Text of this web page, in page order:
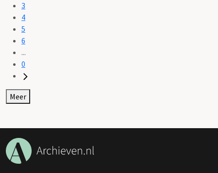
3
4
5
6
...
0
Meer